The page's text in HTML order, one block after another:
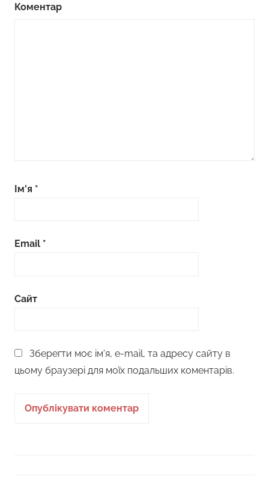
Коментар
Ім'я *
Email *
Сайт
Зберегти моє ім'я, e-mail, та адресу сайту в
цьому браузері для моїх подальших коментарів.